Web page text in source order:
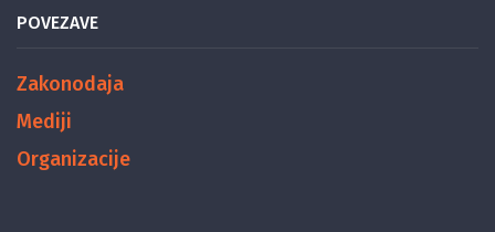
POVEZAVE
Zakonodaja
Mediji
Organizacije